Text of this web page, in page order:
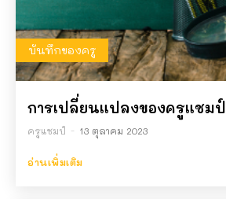
บันทึกของครู
การเปลี่ยนแปลงของครูแชมป์
ครูแชมป์ - 13 ตุลาคม 2023
อ่านเพิ่มเติม